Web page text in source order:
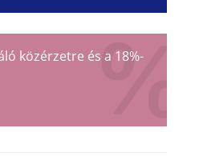
közérzetre és a 18%-